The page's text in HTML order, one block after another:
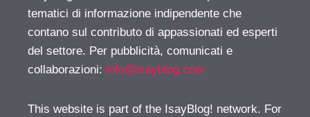
tematici di informazione indipendente che
contano sul contributo di appassionati ed esperti
del settore. Per pubblicità, comunicati e
collaborazioni: info@isayblog.com
This website is part of the IsayBlog! network. For